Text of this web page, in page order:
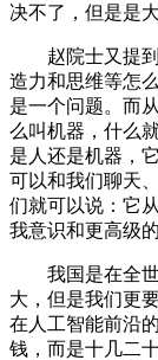
决不了，但是是
赵院士又提到
造力和思维等怎
是一个问题。而
么叫机器，什么
是人还是机器，
可以和我们聊天
们就可以说：它
我意识和更高级
我国是在全世
大，但是我们更
在人工智能前沿
钱，而是十几二